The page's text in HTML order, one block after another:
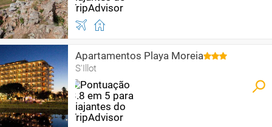
Apartamentos Playa Moreia
S'Illot